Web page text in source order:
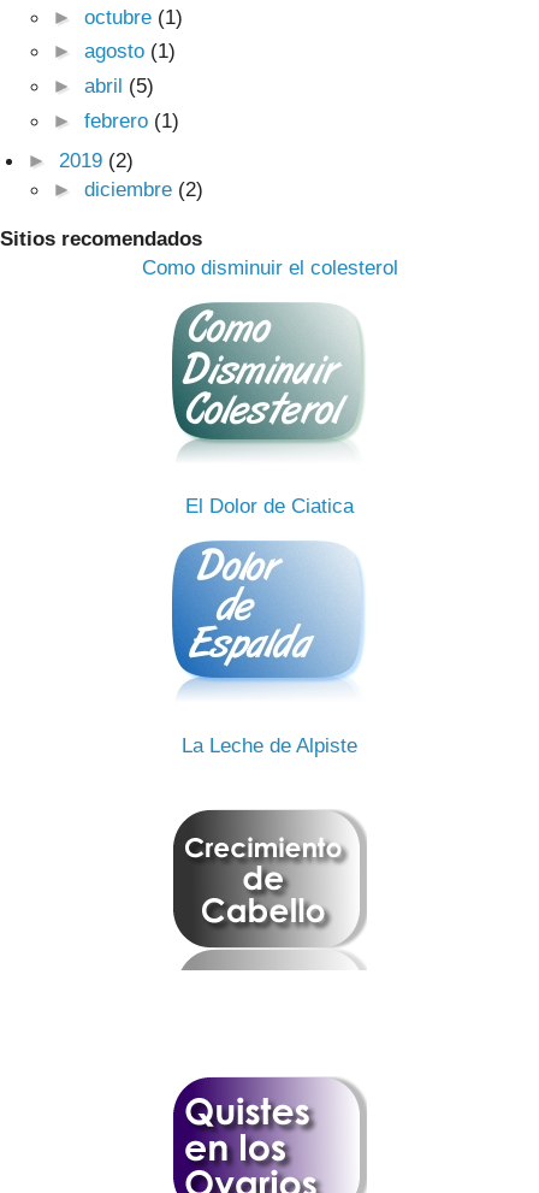
►octubre (1)
►agosto (1)
►abril (5)
►febrero (1)
► 2019 (2)
►diciembre (2)
Sitios recomendados
Como disminuir el colesterol
El Dolor de Ciatica
La Leche de Alpiste